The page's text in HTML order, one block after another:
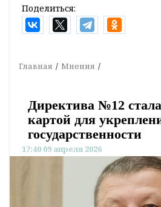
Поделиться:
Главная Мнения
Директива №12
картой для
государственности
17:40 09 апреля 2026